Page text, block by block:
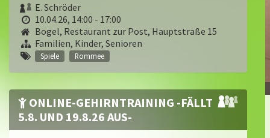
E. Schröder
10.04.26, 14:00 - 17:00
Bogel, Restaurant zur Post, Hauptstraße 15
Familien, Kinder, Senioren
Spiele Rommee
ONLINE-GEHIRNTRAINING -FÄLLT
5.8. UND 19.8.26 AUS-